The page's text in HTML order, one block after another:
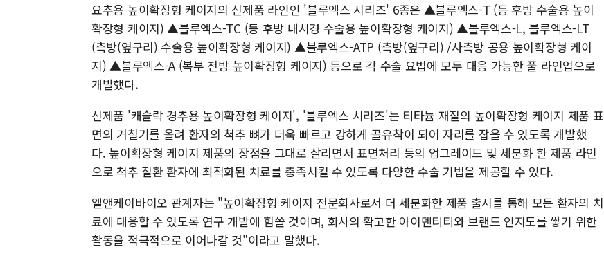
요추용 높이확장형 케이지의 신제품 라인인 '블루엑스 시리즈' 6종은 ▲블루엑스-T (등 후방 수술용 높이
확장형 케이지) ▲블루엑스-TC (등 후방 내시경 수술용 높이확장형 케이지) ▲블루엑스-L, 블루엑스-LT
(측방(옆구리) 수술용 높이확장형 케이지) ▲블루엑스-ATP (측방(옆구리) /사측방 공용 높이확장형 케이
지) ▲블루엑스-A (복부 전방 높이확장형 케이지) 등으로 각 수술 요법에 모두 대응 가능한 풀 라인업으로
개발했다.
신제품 '캐슬락 경추용 높이확장형 케이지', '블루엑스 시리즈'는 티타늄 재질의 높이확장형 케이지 제품 표
면의 거칠기를 올려 환자의 척추 뼈가 더욱 빠르고 강하게 골유착이 되어 자리를 잡을 수 있도록 개발했
다. 높이확장형 케이지 제품의 장점을 그대로 살리면서 표면처리 등의 업그레이드 및 세분화 한 제품 라인
으로 척추 질환 환자에 최적화된 치료를 충족시킬 수 있도록 다양한 수술 기법을 제공할 수 있다.
엘앤케이바이오 관계자는 "높이확장형 케이지 전문회사로서 더 세분화한 제품 출시를 통해 모든 환자의 치
료에 대응할 수 있도록 연구 개발에 힘쓸 것이며, 회사의 확고한 아이덴티티와 브랜드 인지도를 쌓기 위한
활동을 적극적으로 이어나갈 것"이라고 말했다.